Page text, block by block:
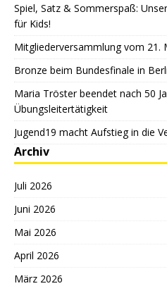
Spiel, Satz & Sommerspaß:
für Kids!
Mitgliederversammlung vom 21.
Bronze beim Bundesfinale in
Maria Tröster beendet nach 50
Übungsleitertätigkeit
Jugend19 macht Aufstieg in die
Archiv
Juli 2026
Juni 2026
Mai 2026
April 2026
März 2026